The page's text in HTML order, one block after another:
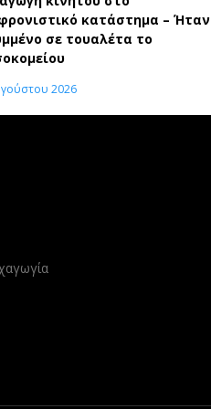
κατάστημα – Ήταν
σε τουαλέτα το
2026